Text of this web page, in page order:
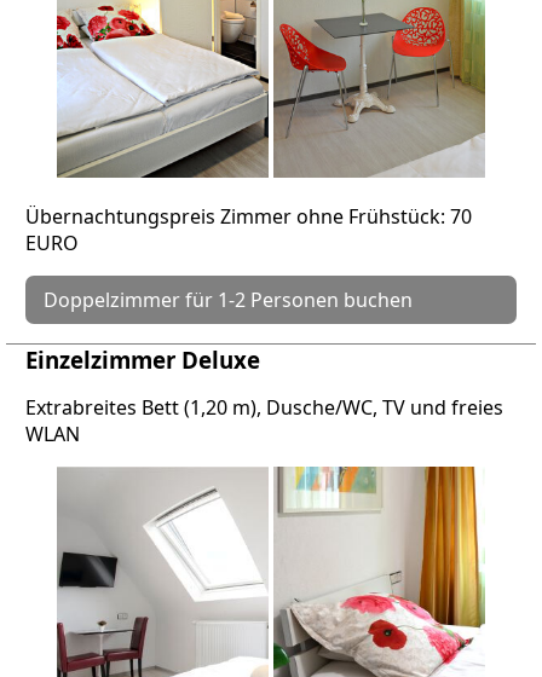
Übernachtungspreis Zimmer ohne Frühstück: 70
EURO
Doppelzimmer für 1-2 Personen buchen
Einzelzimmer Deluxe
Extrabreites Bett (1,20 m), Dusche/WC, TV und freies
WLAN